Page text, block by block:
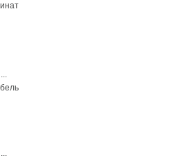
...
...